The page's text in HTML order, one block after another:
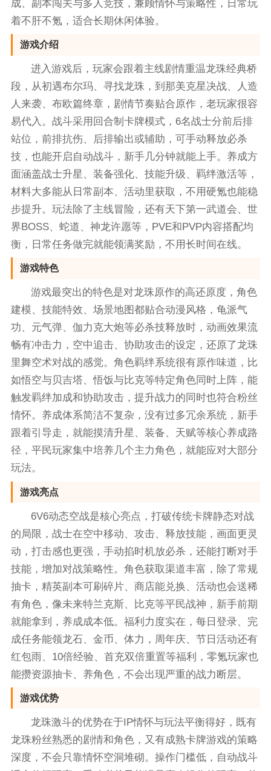
成、副本闯关与多人竞技，兼顾情怀与策略性，日常玩
着不肝不氪，适合长期休闲体验。
游戏介绍
进入游戏后，玩家会跟着主线剧情重温龙珠经典桥
段，从初遇布尔玛、寻找龙珠，到那美克星决战、人造
人来袭、布欧篇终章，剧情节奏贴合原作，老玩家很容
易代入。战斗采用回合制卡牌模式，6名战士分前后排
站位，前排抗伤、后排输出或辅助，可手动释放必杀
技，也能开启自动战斗，新手几分钟就能上手。养成方
面涵盖战士升星、装备强化、技能升级、羁绊激活等，
材料大多能从日常副本、活动里获取，不用硬氪也能稳
步提升。玩法除了主线冒险，还有天下第一武道会、世
界BOSS、蛇道、神龙许愿等，PVE和PVP内容搭配均
衡，日常任务做完就能领满奖励，不用长时间在线。
游戏特色
游戏最突出的特色是对龙珠原作的高还原度，角色
建模、技能特效、场景地图都贴合动漫风格，龟派气
功、元气弹、伽力克大炮等必杀技释放时，动画效果流
畅有冲击力，空中追击、协助攻击的设定，还原了龙珠
里舞空术对战的感觉。角色羁绊系统很有原作味道，比
如悟空与贝吉塔、悟饭与比克等特定角色同时上阵，能
触发羁绊加成和协助攻击，提升战力的同时也符合粉丝
情怀。养成体系简洁不复杂，没有过多冗余系统，新手
跟着引导走，就能摸清升星、装备、天赋等核心养成路
径，平民玩家集中培养几个主力角色，就能应对大部分
玩法。
游戏亮点
6V6动态空战是核心亮点，打破传统卡牌静态对战
的局限，战士在空中移动、攻击、释放技能，画面更灵
动，打击感也更强，手动掐时机放必杀，还能打断对手
技能，增加对战策略性。角色获取渠道丰富，除了常规
抽卡，精英副本可刷碎片、商店能兑换、活动也会送稀
有角色，像未来特兰克斯、比克等平民战神，新手前期
就能拿到，养成成本低。福利力度实在，每日登录、完
成任务能领龙石、金币、体力，周年庆、节日活动还有
红包雨、10倍经验、首充双倍重置等福利，零氪玩家也
能攒资源抽卡、养角色，不会出现严重的战力断层。
游戏优势
龙珠激斗的优势在于IP情怀与玩法平衡得好，既有
龙珠粉丝熟悉的剧情和角色，又有成熟卡牌游戏的策略
深度，不会只靠情怀空洞堆砌。操作门槛低，自动战斗